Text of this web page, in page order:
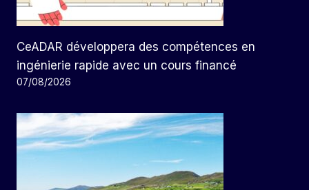
CeADAR développera des compétences en
ingénierie rapide avec un cours financé
07/08/2026